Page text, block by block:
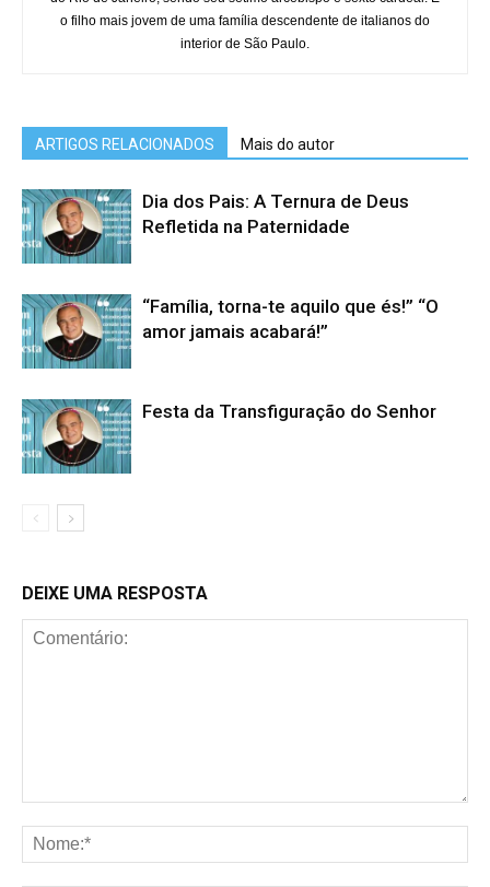
o filho mais jovem de uma família descendente de italianos do
interior de São Paulo.
ARTIGOS RELACIONADOS Mais do autor
Dia dos Pais: A Ternura de Deus
Refletida na Paternidade
“Família, torna-te aquilo que és!” “O
amor jamais acabará!”
Festa da Transfiguração do Senhor
DEIXE UMA RESPOSTA